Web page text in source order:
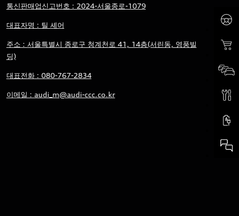
통신판매업신고번호 : 2024-서울종로-1079
대표자명 : 틸 셰어
주소 : 서울특별시 종로구 청계천로 41, 14층(서린동, 영풍빌
딩)
대표전화 : 080-767-2834
이메일 : audi_m@audi-ccc.co.kr